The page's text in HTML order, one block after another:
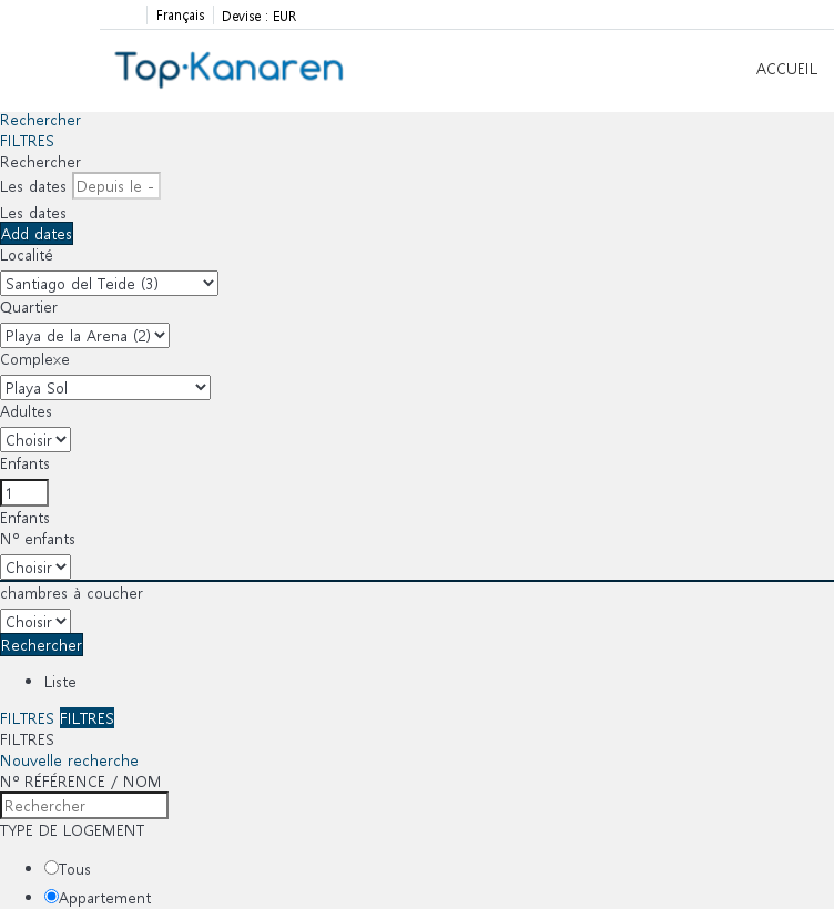
Français Devise : EUR
ACCUEIL
Rechercher
FILTRES
Rechercher
Les dates
Les dates
Add dates
Localité
Quartier
Complexe
Adultes
Enfants
Enfants
Nº enfants
chambres à coucher
Rechercher
Liste
FILTRES FILTRES
FILTRES
Nouvelle recherche
Nº RÉFÉRENCE / NOM
TYPE DE LOGEMENT
Tous
Appartement